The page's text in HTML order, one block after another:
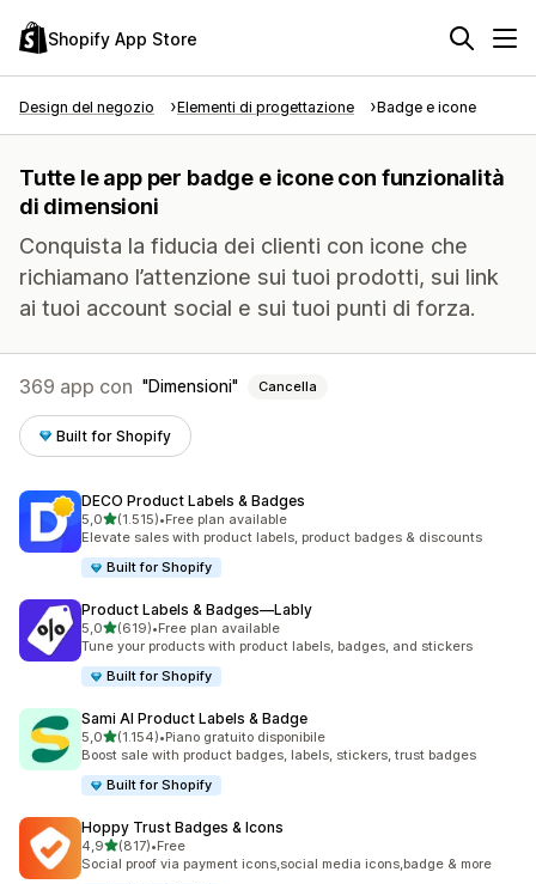
Shopify App Store
Design del negozio Elementi di progettazione Badge e icone
Tutte le app per badge e icone con funzionalità
di dimensioni
Conquista la fiducia dei clienti con icone che
richiamano l’attenzione sui tuoi prodotti, sui link
ai tuoi account social e sui tuoi punti di forza.
369 app con Dimensioni Cancella
Built for Shopify
DECO Product Labels & Badges
5,0stelle su 5
(1.515)
1515 recensioni totali
•Free plan available
Elevate sales with product labels, product badges & discounts
Built for Shopify
Product Labels & Badges—Lably
5,0stelle su 5
(619)
619 recensioni totali
•Free plan available
Tune your products with product labels, badges, and stickers
Built for Shopify
Sami AI Product Labels & Badge
5,0stelle su 5
(1.154)
1154 recensioni totali
•Piano gratuito disponibile
Boost sale with product badges, labels, stickers, trust badges
Built for Shopify
Hoppy Trust Badges & Icons
4,9stelle su 5
(817)
817 recensioni totali
•Free
Social proof via payment icons,social media icons,badge & more